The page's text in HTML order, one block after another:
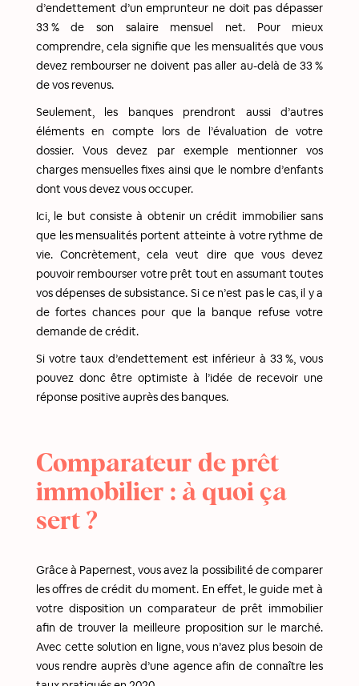
d’endettement d’un emprunteur ne doit pas dépasser
33 % de son salaire mensuel net. Pour mieux
comprendre, cela signifie que les mensualités que vous
devez rembourser ne doivent pas aller au-delà de 33 %
de vos revenus.
Seulement, les banques prendront aussi d’autres
éléments en compte lors de l’évaluation de votre
dossier. Vous devez par exemple mentionner vos
charges mensuelles fixes ainsi que le nombre d’enfants
dont vous devez vous occuper.
Ici, le but consiste à obtenir un crédit immobilier sans
que les mensualités portent atteinte à votre rythme de
vie. Concrètement, cela veut dire que vous devez
pouvoir rembourser votre prêt tout en assumant toutes
vos dépenses de subsistance. Si ce n’est pas le cas, il y a
de fortes chances pour que la banque refuse votre
demande de crédit.
Si votre taux d’endettement est inférieur à 33 %, vous
pouvez donc être optimiste à l’idée de recevoir une
réponse positive auprès des banques.
Comparateur de prêt
immobilier : à quoi ça
sert ?
Grâce à Papernest, vous avez la possibilité de comparer
les offres de crédit du moment. En effet, le guide met à
votre disposition un comparateur de prêt immobilier
afin de trouver la meilleure proposition sur le marché.
Avec cette solution en ligne, vous n’avez plus besoin de
vous rendre auprès d’une agence afin de connaître les